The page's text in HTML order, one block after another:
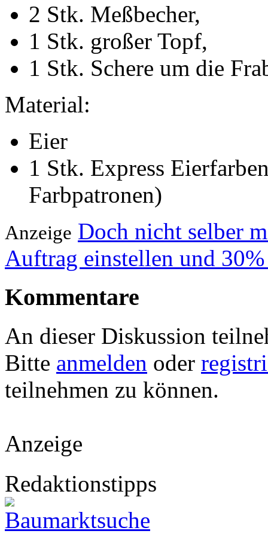
2 Stk. Meßbecher,
1 Stk. großer Topf,
1 Stk. Schere um die
Material:
Eier
1 Stk. Express
Farbpatronen)
Anzeige Doch nicht selber
Auftrag einstellen und
Kommentare
An dieser Diskussion
Bitte anmelden oder
teilnehmen zu können.
Anzeige
Redaktionstipps